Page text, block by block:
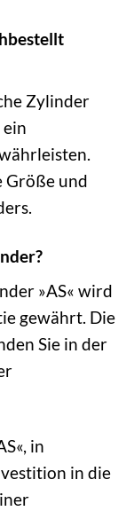
Zylinder
ein
Größe und
»AS« wird
gewährt. Die
Sie in der
in
in die